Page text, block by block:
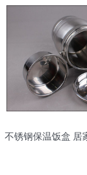
不锈钢保温饭盒 居